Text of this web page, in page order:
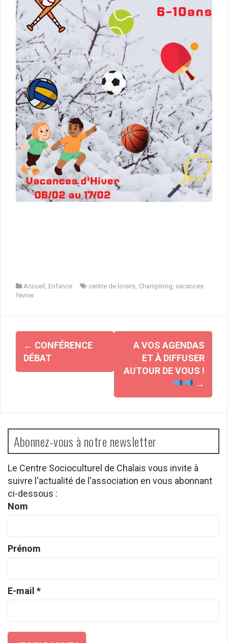
Accueil Enfance centre de loisirs Champlong vacances
février
Navigation
d'article
← CONFÉRENCE
DÉBAT
A VOS AGENDAS
ET À DIFFUSER
AUTOUR DE VOUS !
→
Abonnez-vous à notre newsletter
Le Centre Socioculturel de Chalais vous invite à
suivre l'actualité de l'association en vous abonnant
ci-dessous :
Nom
Prénom
E-mail *